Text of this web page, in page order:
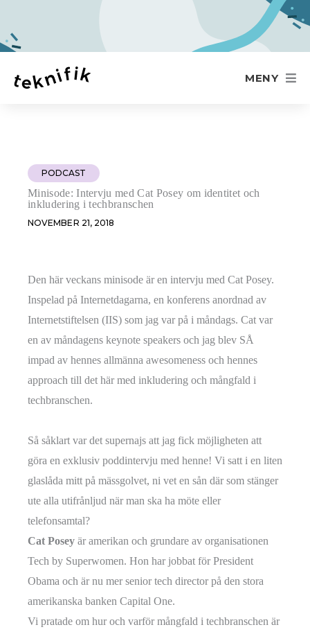
MENY
PODCAST
Minisode: Intervju med Cat Posey om identitet och
inkludering i techbranschen
NOVEMBER 21, 2018
Den här veckans minisode är en intervju med Cat Posey.
Inspelad på Internetdagarna, en konferens anordnad av
Internetstiftelsen (IIS) som jag var på i måndags. Cat var
en av måndagens keynote speakers och jag blev SÅ
impad av hennes allmänna awesomeness och hennes
approach till det här med inkludering och mångfald i
techbranschen.
Så såklart var det supernajs att jag fick möjligheten att
göra en exklusiv poddintervju med henne! Vi satt i en liten
glaslåda mitt på mässgolvet, ni vet en sån där som stänger
ute alla utifrånljud när man ska ha möte eller
telefonsamtal?
Cat Posey är amerikan och grundare av organisationen
Tech by Superwomen. Hon har jobbat för President
Obama och är nu mer senior tech director på den stora
amerikanska banken Capital One.
Vi pratade om hur och varför mångfald i techbranschen är